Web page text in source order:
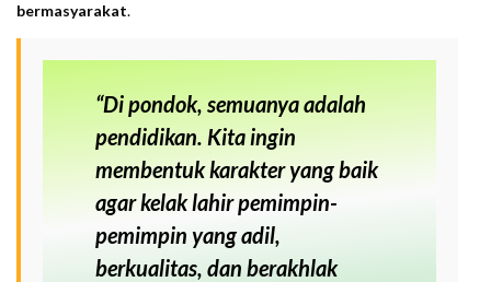
bermasyarakat.
“Di pondok, semuanya adalah
pendidikan. Kita ingin
membentuk karakter yang baik
agar kelak lahir pemimpin-
pemimpin yang adil,
berkualitas, dan berakhlak